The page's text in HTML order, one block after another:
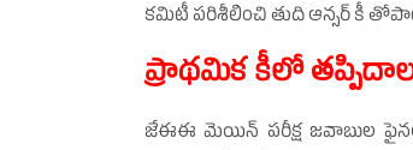
కమిటీ పరిశీలించి తుది ఆన్సర్‌ కీ
ప్రాథమిక కీలో
జేఈఈ మెయిన్‌ పరీక్ష జవాబుల ఫైనల్‌